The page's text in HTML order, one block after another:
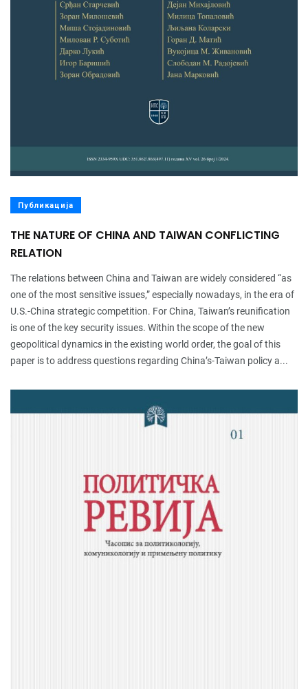
Публикација
THE NATURE OF CHINA AND TAIWAN CONFLICTING
RELATION
The relations between China and Taiwan are widely considered “as
one of the most sensitive issues,” especially nowadays, in the era of
U.S.-China strategic competition. For China, Taiwan’s reunification
is one of the key security issues. Within the scope of the new
geopolitical dynamics in the existing world order, the goal of this
paper is to address questions regarding China’s-Taiwan policy a...